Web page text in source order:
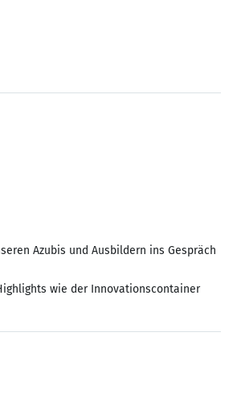
Azubis und Ausbildern ins Gespräch
wie der Innovationscontainer